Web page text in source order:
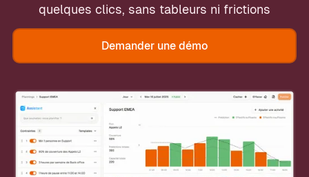
quelques clics, sans tableurs ni frictions
Demander une démo